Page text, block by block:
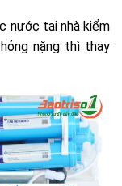
nước tại nhà kiểm
nặng thì thay